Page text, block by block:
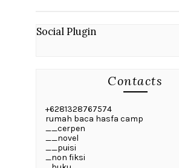
Social Plugin
Contacts
+6281328767574
rumah baca hasfa camp
__cerpen
__novel
__puisi
_non fiksi